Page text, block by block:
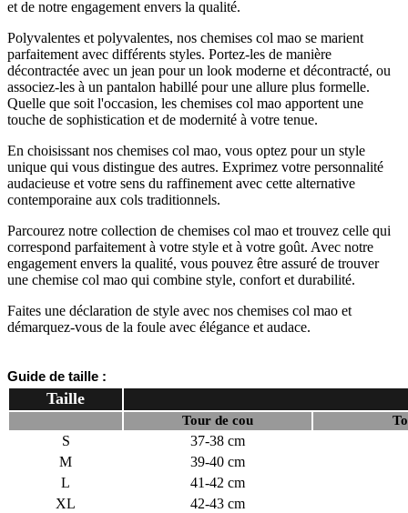
et de notre engagement envers la qualité.
Polyvalentes et polyvalentes, nos chemises col mao se marient
parfaitement avec différents styles. Portez-les de manière
décontractée avec un jean pour un look moderne et décontracté, ou
associez-les à un pantalon habillé pour une allure plus formelle.
Quelle que soit l'occasion, les chemises col mao apportent une
touche de sophistication et de modernité à votre tenue.
En choisissant nos chemises col mao, vous optez pour un style
unique qui vous distingue des autres. Exprimez votre personnalité
audacieuse et votre sens du raffinement avec cette alternative
contemporaine aux cols traditionnels.
Parcourez notre collection de chemises col mao et trouvez celle qui
correspond parfaitement à votre style et à votre goût. Avec notre
engagement envers la qualité, vous pouvez être assuré de trouver
une chemise col mao qui combine style, confort et durabilité.
Faites une déclaration de style avec nos chemises col mao et
démarquez-vous de la foule avec élégance et audace.
Guide de taille :
Taille
Tour de cou
S
37-38 cm
M
39-40 cm
L
41-42 cm
XL
42-43 cm